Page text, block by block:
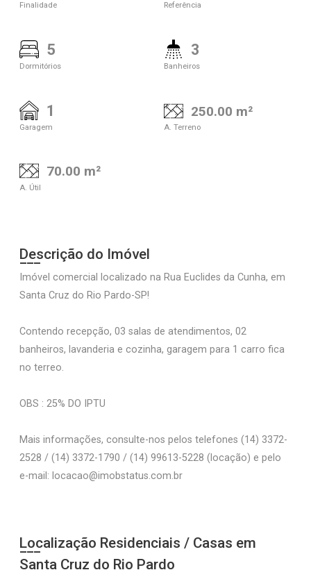
Finalidade Referência
5
Dormitórios
3
Banheiros
1
Garagem
250.00 m²
A. Terreno
70.00 m²
A. Útil
Descrição do Imóvel
Imóvel comercial localizado na Rua Euclides da Cunha, em
Santa Cruz do Rio Pardo-SP!
Contendo recepção, 03 salas de atendimentos, 02
banheiros, lavanderia e cozinha, garagem para 1 carro fica
no terreo.
OBS : 25% DO IPTU
Mais informações, consulte-nos pelos telefones (14) 3372-
2528 / (14) 3372-1790 / (14) 99613-5228 (locação) e pelo
e-mail: locacao@imobstatus.com.br
Localização Residenciais / Casas em
Santa Cruz do Rio Pardo